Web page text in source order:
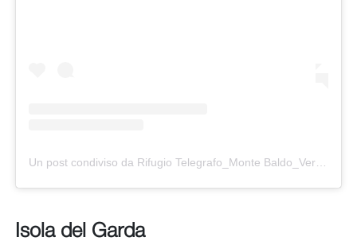
Un post condiviso da Rifugio Telegrafo_Monte Baldo_Verona (@rifugiotelegrafo)
Isola del Garda